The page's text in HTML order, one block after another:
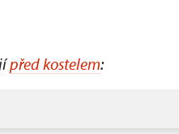
před kostelem: